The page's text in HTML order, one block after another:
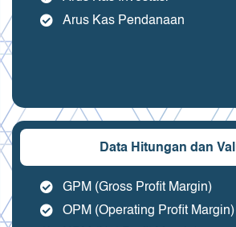
Arus Kas Pendanaan
Data Hitungan dan
GPM (Gross Profit Margin)
OPM (Operating Profit Margin)